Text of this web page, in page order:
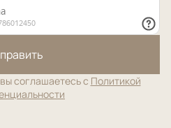
соглашаетесь с Политикой